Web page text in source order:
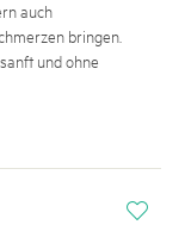
auch
bringen.
und ohne
i